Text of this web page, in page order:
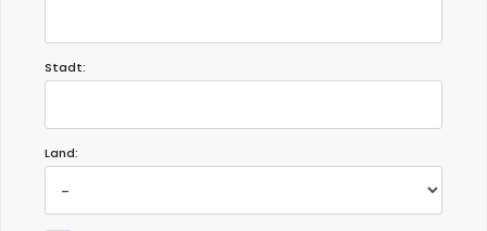
Stadt:
Land: